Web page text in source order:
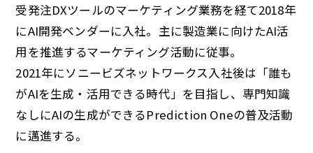
受発注DXツールのマーケティング業務を経て2018年
にAI開発ベンダーに入社。主に製造業に向けたAI活
用を推進するマーケティング活動に従事。
2021年にソニービズネットワークス入社後は「誰も
がAIを生成・活用できる時代」を目指し、専門知識
なしにAIの生成ができるPrediction Oneの普及活動
に邁進する。